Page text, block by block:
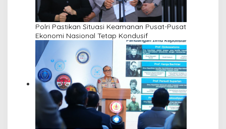
Polri Pastikan Situasi Keamanan Pusat-Pusat
Ekonomi Nasional Tetap Kondusif